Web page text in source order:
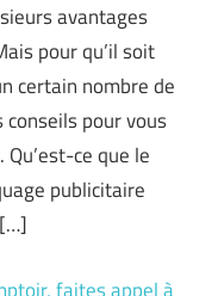
avantages
pour qu’il soit
certain nombre de
conseils pour vous
ce que le
publicitaire
faites appel à